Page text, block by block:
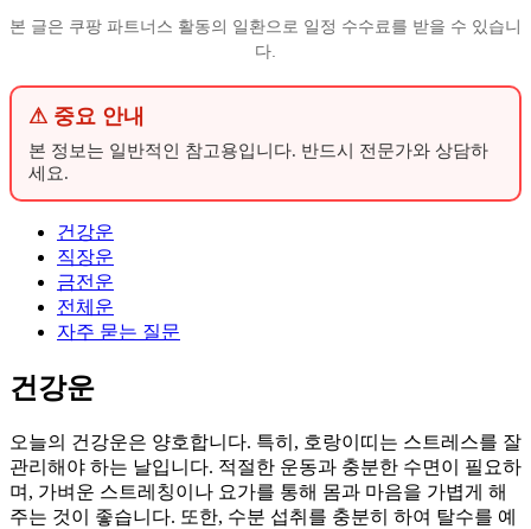
본 글은 쿠팡 파트너스 활동의 일환으로 일정 수수료를 받을 수 있습니
다.
⚠ 중요 안내
본 정보는 일반적인 참고용입니다. 반드시 전문가와 상담하
세요.
건강운
직장운
금전운
전체운
자주 묻는 질문
건강운
오늘의 건강운은 양호합니다. 특히, 호랑이띠는 스트레스를 잘
관리해야 하는 날입니다. 적절한 운동과 충분한 수면이 필요하
며, 가벼운 스트레칭이나 요가를 통해 몸과 마음을 가볍게 해
주는 것이 좋습니다. 또한, 수분 섭취를 충분히 하여 탈수를 예